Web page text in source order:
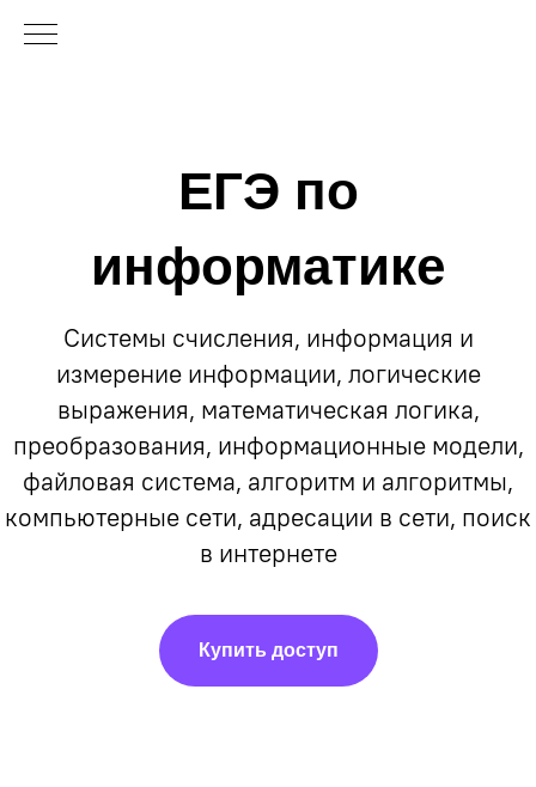
ЕГЭ по
информатике
Системы счисления, информация и
измерение информации, логические
выражения, математическая логика,
преобразования, информационные модели,
файловая система, алгоритм и алгоритмы,
компьютерные сети, адресации в сети, поиск
в интернете
Купить доступ